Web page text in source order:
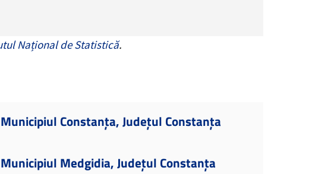
Național de Statistică.
Constanța, Județul Constanța
Medgidia, Județul Constanța